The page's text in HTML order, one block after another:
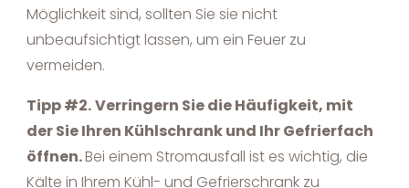
Möglichkeit sind, sollten Sie sie nicht
unbeaufsichtigt lassen, um ein Feuer zu
vermeiden.
Tipp #2.Verringern Sie die Häufigkeit, mit
der Sie Ihren Kühlschrank und Ihr Gefrierfach
öffnen.Bei einem Stromausfall ist es wichtig, die
Kälte in Ihrem Kühl- und Gefrierschrank zu